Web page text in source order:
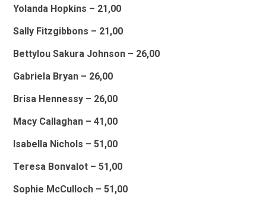
Yolanda Hopkins – 21,00
Sally Fitzgibbons – 21,00
Bettylou Sakura Johnson – 26,00
Gabriela Bryan – 26,00
Brisa Hennessy – 26,00
Macy Callaghan – 41,00
Isabella Nichols – 51,00
Teresa Bonvalot – 51,00
Sophie McCulloch – 51,00